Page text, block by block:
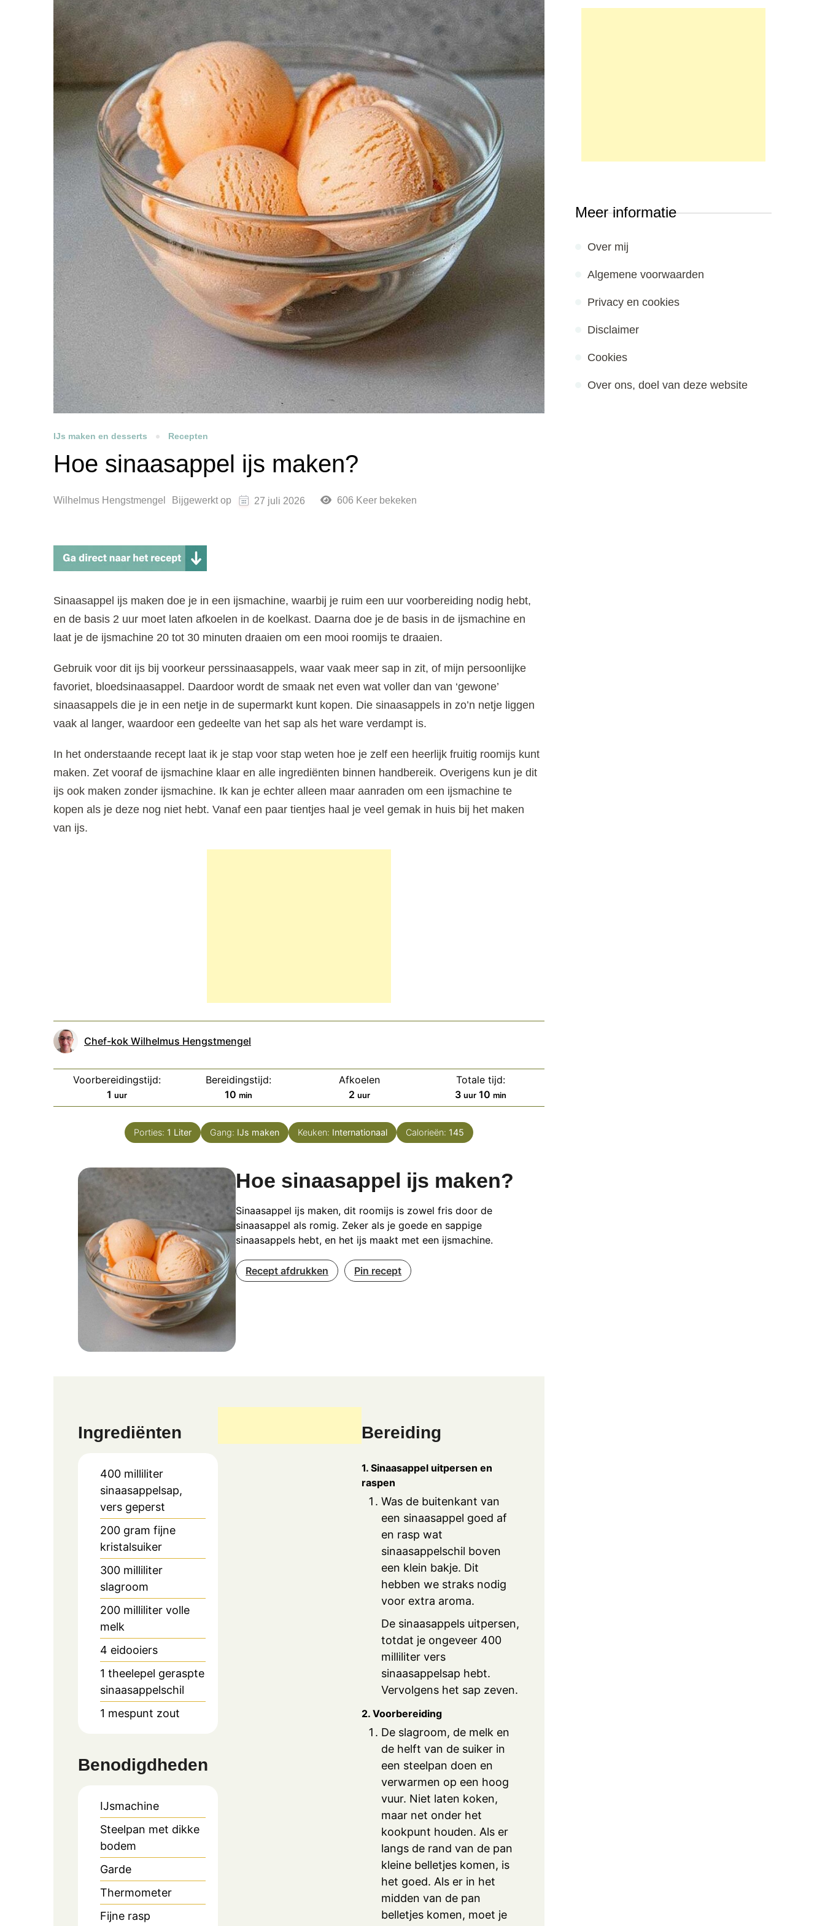
IJs maken en desserts Recepten
Hoe sinaasappel ijs maken?
Wilhelmus Hengstmengel Bijgewerkt op 27 juli 2026 606 Keer bekeken
Sinaasappel ijs maken doe je in een ijsmachine, waarbij je ruim een uur voorbereiding nodig hebt,
en de basis 2 uur moet laten afkoelen in de koelkast. Daarna doe je de basis in de ijsmachine en
laat je de ijsmachine 20 tot 30 minuten draaien om een mooi roomijs te draaien.
Gebruik voor dit ijs bij voorkeur perssinaasappels, waar vaak meer sap in zit, of mijn persoonlijke
favoriet, bloedsinaasappel. Daardoor wordt de smaak net even wat voller dan van ‘gewone’
sinaasappels die je in een netje in de supermarkt kunt kopen. Die sinaasappels in zo’n netje liggen
vaak al langer, waardoor een gedeelte van het sap als het ware verdampt is.
In het onderstaande recept laat ik je stap voor stap weten hoe je zelf een heerlijk fruitig roomijs kunt
maken. Zet vooraf de ijsmachine klaar en alle ingrediënten binnen handbereik. Overigens kun je dit
ijs ook maken zonder ijsmachine. Ik kan je echter alleen maar aanraden om een ijsmachine te
kopen als je deze nog niet hebt. Vanaf een paar tientjes haal je veel gemak in huis bij het maken
van ijs.
Chef-kok Wilhelmus Hengstmengel
Voorbereidingstijd:
1 uur
uur
Bereidingstijd:
10minuten
min
Afkoelen
2 uur
uur
Totale tijd:
3uur
uur 10 minuten
min
Porties: 1 Liter Gang: IJs maken Keuken: Internationaal Calorieën: 145
Hoe sinaasappel ijs maken?
Sinaasappel ijs maken, dit roomijs is zowel fris door de
sinaasappel als romig. Zeker als je goede en sappige
sinaasappels hebt, en het ijs maakt met een ijsmachine.
Recept afdrukken Pin recept
Ingrediënten
400 milliliter
sinaasappelsap,
vers geperst
200 gram fijne
kristalsuiker
300 milliliter
slagroom
200 milliliter volle
melk
4 eidooiers
1 theelepel geraspte
sinaasappelschil
1 mespunt zout
Benodigdheden
IJsmachine
Steelpan met dikke
bodem
Garde
Thermometer
Fijne rasp
Bereiding
1. Sinaasappel uitpersen en
raspen
Was de buitenkant van
een sinaasappel goed af
en rasp wat
sinaasappelschil boven
een klein bakje. Dit
hebben we straks nodig
voor extra aroma.
De sinaasappels uitpersen,
totdat je ongeveer 400
milliliter vers
sinaasappelsap hebt.
Vervolgens het sap zeven.
2. Voorbereiding
De slagroom, de melk en
de helft van de suiker in
een steelpan doen en
verwarmen op een hoog
vuur. Niet laten koken,
maar net onder het
kookpunt houden. Als er
langs de rand van de pan
kleine belletjes komen, is
het goed. Als er in het
midden van de pan
belletjes komen, moet je
Meer informatie
Over mij
Algemene voorwaarden
Privacy en cookies
Disclaimer
Cookies
Over ons, doel van deze website